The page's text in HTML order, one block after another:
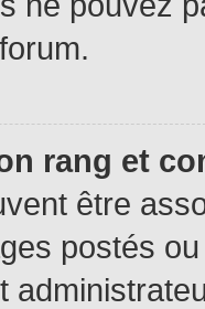
rang et
être
postés